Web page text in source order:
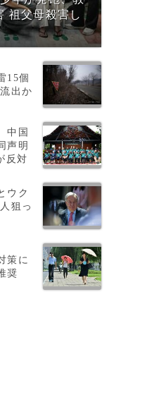
祖父母殺害し
15個
出か
中国
声明
反対
ウク
狙っ
策に
奨